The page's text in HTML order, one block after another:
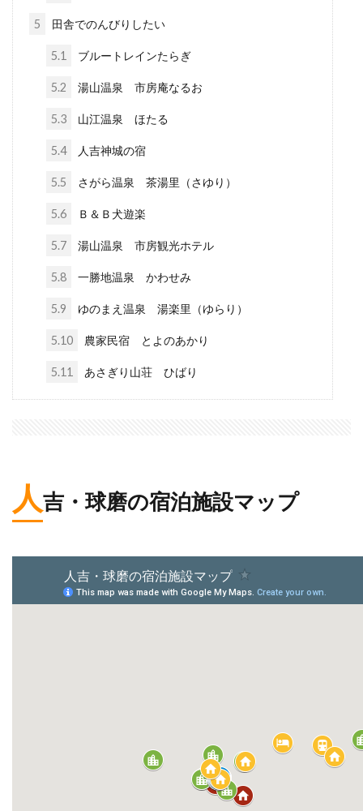
5 田舎でのんびりしたい
5.1 ブルートレインたらぎ
5.2 湯山温泉 市房庵なるお
5.3 山江温泉 ほたる
5.4 人吉神城の宿
5.5 さがら温泉 茶湯里（さゆり）
5.6 Ｂ＆Ｂ犬遊楽
5.7 湯山温泉 市房観光ホテル
5.8 一勝地温泉 かわせみ
5.9 ゆのまえ温泉 湯楽里（ゆらり）
5.10 農家民宿 とよのあかり
5.11 あさぎり山荘 ひばり
人吉・球磨の宿泊施設マップ